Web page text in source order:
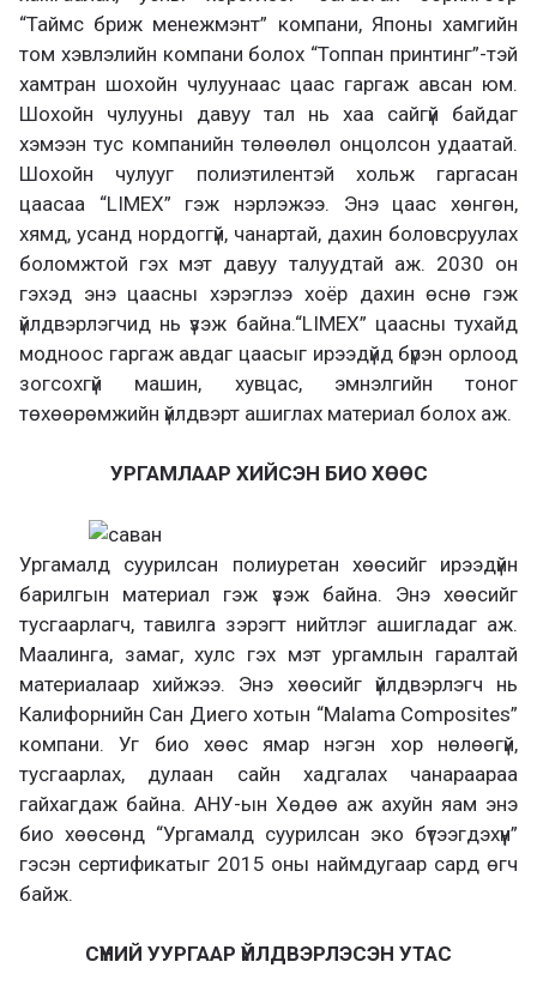
“Таймс бриж менежмэнт” компани, Японы хамгийн
том хэвлэлийн компани болох “Топпан принтинг”-тэй
хамтран шохойн чулуунаас цаас гаргаж авсан юм.
Шохойн чулууны давуу тал нь хаа сайгүй байдаг
хэмээн тус компанийн төлөөлөл онцолсон удаатай.
Шохойн чулууг полиэтилентэй хольж гаргасан
цаасаа “LIMEX” гэж нэрлэжээ. Энэ цаас хөнгөн,
хямд, усанд нордоггүй, чанартай, дахин боловсруулах
боломжтой гэх мэт давуу талуудтай аж. 2030 он
гэхэд энэ цаасны хэрэглээ хоёр дахин өснө гэж
үйлдвэрлэгчид нь үзэж байна.“LIMEX” цаасны тухайд
модноос гаргаж авдаг цаасыг ирээдүйд бүрэн орлоод
зогсохгүй машин, хувцас, эмнэлгийн тоног
төхөөрөмжийн үйлдвэрт ашиглах материал болох аж.
УРГАМЛААР ХИЙСЭН БИО ХӨӨС
Ургамалд суурилсан полиуретан хөөсийг ирээдүйн
барилгын материал гэж үзэж байна. Энэ хөөсийг
тусгаарлагч, тавилга зэрэгт нийтлэг ашигладаг аж.
Маалинга, замаг, хулс гэх мэт ургамлын гаралтай
материалаар хийжээ. Энэ хөөсийг үйлдвэрлэгч нь
Калифорнийн Сан Диего хотын “Malama Composites”
компани. Уг био хөөс ямар нэгэн хор нөлөөгүй,
тусгаарлах, дулаан сайн хадгалах чанараараа
гайхагдаж байна. АНУ-ын Хөдөө аж ахуйн яам энэ
био хөөсөнд “Ургамалд суурилсан эко бүтээгдэхүүн”
гэсэн сертификатыг 2015 оны наймдугаар сард өгч
байж.
СҮҮНИЙ УУРГААР ҮЙЛДВЭРЛЭСЭН УТАС